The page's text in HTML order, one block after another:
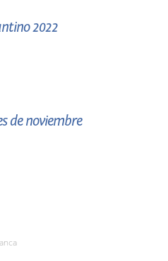
2022
de noviembre